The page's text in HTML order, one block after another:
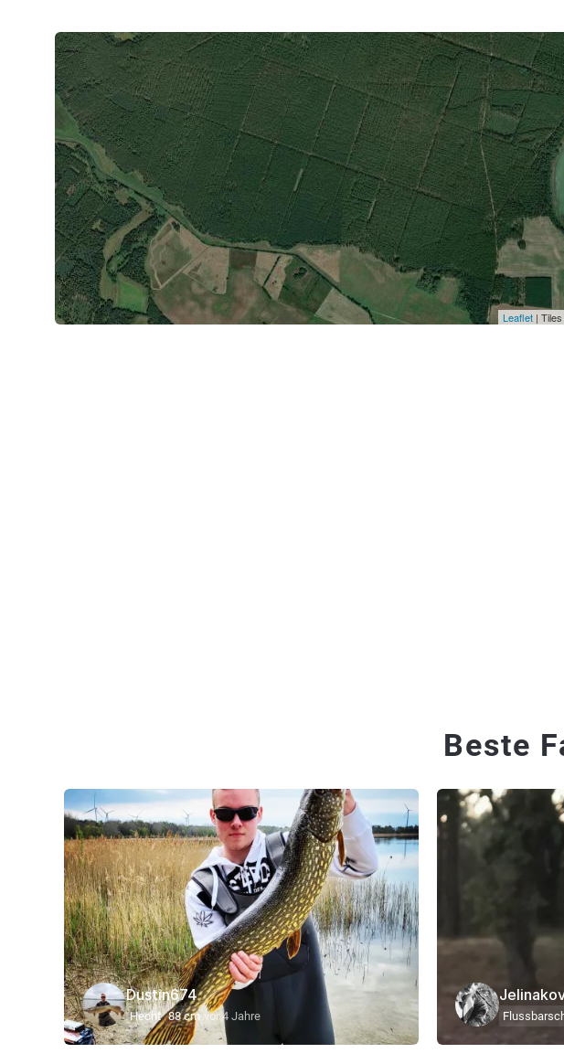
Leaflet |
Beste
Dustin674
Hecht 88 cm vor 4 Jahre